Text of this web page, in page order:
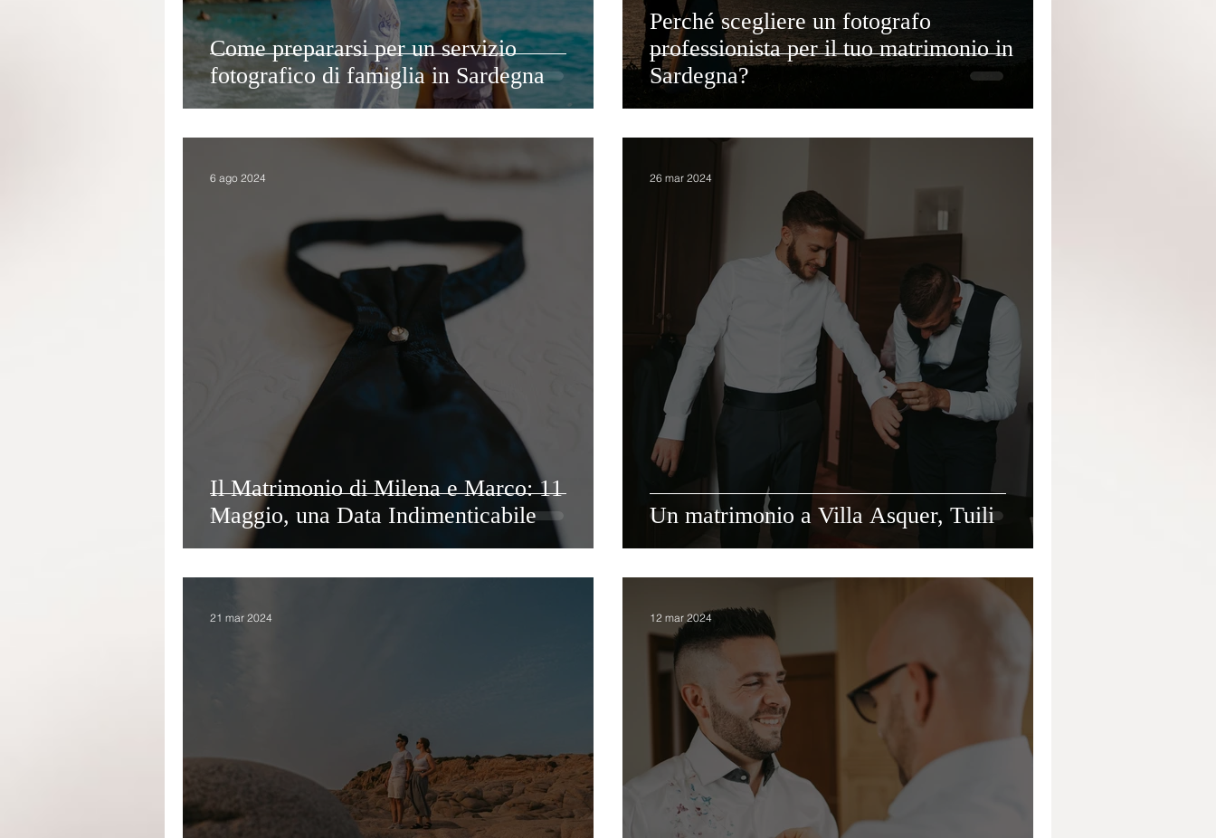
Come prepararsi per un servizio
fotografico di famiglia in Sardegna
Perché scegliere un fotografo
professionista per il tuo matrimonio in
Sardegna?
Il Matrimonio di Milena e Marco: 11
Maggio, una Data Indimenticabile
6 ago 2024
Un matrimonio a Villa Asquer, Tuili
26 mar 2024
21 mar 2024 12 mar 2024